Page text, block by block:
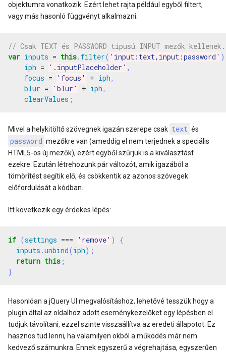
objektumra vonatkozik. Ezért lehet rajta például egyből filtert,
vagy más hasonló függvényt alkalmazni.
var inputs = this. filter( 'input:text,input:password'
iph = '.inputPlaceholder' ,
focus = 'focus' + iph,
blur = 'blur' + iph,
clearValues ;
Mivel a helykitöltő szövegnek igazán szerepe csak text és
password mezőkre van (ameddig el nem terjednek a speciális
HTML5-ös új mezők), ezért egyből szűrjük is a kiválasztást
ezekre. Ezután létrehozunk pár változót, amik igazából a
tömörítést segítik elő, és csökkentik az azonos szövegek
előfordulását a kódban.
Itt következik egy érdekes lépés:
if (settings === 'remove' )
{
inputs .unbind(iph);
return this ;
}
Hasonlóan a jQuery UI megvalósításhoz, lehetővé tesszük hogy a
plugin által az oldalhoz adott eseménykezelőket egy lépésben el
tudjuk távolítani, ezzel szinte visszaállítva az eredeti állapotot. Ez
hasznos tud lenni, ha valamilyen okból a működés már nem
kedvező számunkra. Ennek egyszerű a végrehajtása, egyszerűen